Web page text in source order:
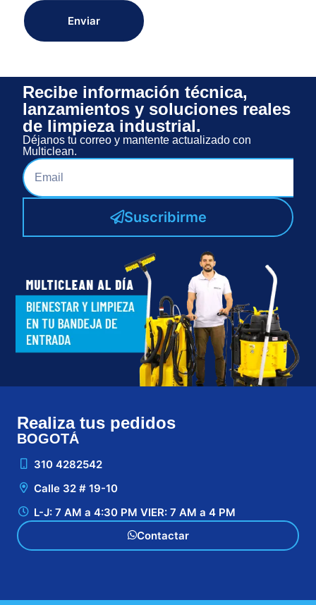
Enviar
Recibe información técnica,
lanzamientos y soluciones reales
de limpieza industrial.
Déjanos tu correo y mantente actualizado con
Multiclean.
Suscribirme
Realiza tus pedidos
BOGOTÁ
310 4282542
Calle 32 # 19-10
L-J: 7 AM a 4:30 PM VIER: 7 AM a 4 PM
Contactar